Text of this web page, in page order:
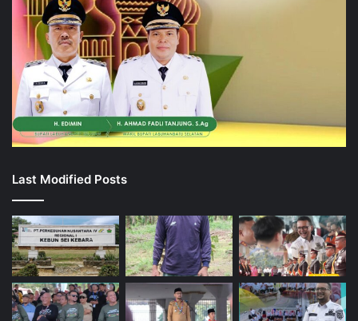
Last Modified Posts